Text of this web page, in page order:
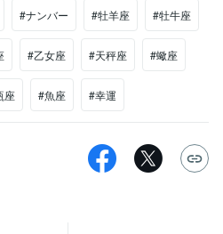
#ナンバー #牡羊座 #牡牛座
#乙女座 #天秤座 #蠍座
座 #魚座 #幸運